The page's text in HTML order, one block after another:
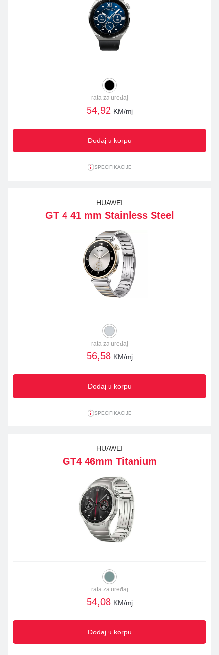
rata za uređaj
54,92 KM/mj
Dodaj u korpu
SPECIFIKACIJE
HUAWEI
GT 4 41 mm Stainless Steel
rata za uređaj
56,58 KM/mj
Dodaj u korpu
SPECIFIKACIJE
HUAWEI
GT4 46mm Titanium
rata za uređaj
54,08 KM/mj
Dodaj u korpu